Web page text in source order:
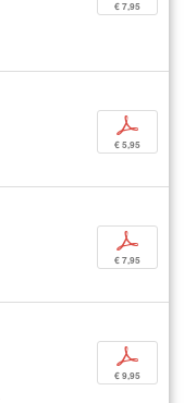
€ 7,95
p
€ 5,95
p
€ 7,95
p
€ 9,95